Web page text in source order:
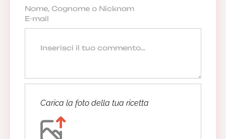
Carica la foto della tua ricetta